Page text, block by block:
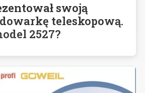
swoją
teleskopową.
2527?